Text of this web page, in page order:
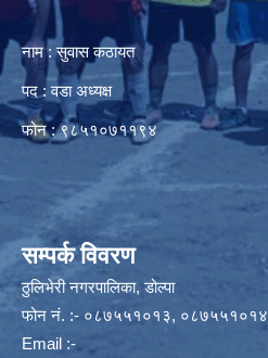
नाम : सुवास कठायत
पद : वडा अध्यक्ष
फोन : ९८५१०७११९४
सम्पर्क विवरण
ठुलिभेरी नगरपालिका, डोल्पा
फोन नं. :- ०८७५५१०१३, ०८७५५१०१४
Email :-